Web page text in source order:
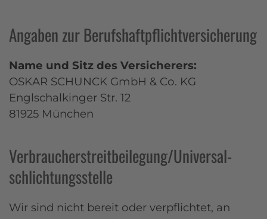
Angaben zur Berufs­haftpflicht­versicherung
Name und Sitz des Versicherers:
OSKAR SCHUNCK GmbH & Co. KG
Englschalkinger Str. 12
81925 München
Verbraucher­streit­beilegung/Universal­
schlichtungs­stelle
Wir sind nicht bereit oder verpflichtet, an